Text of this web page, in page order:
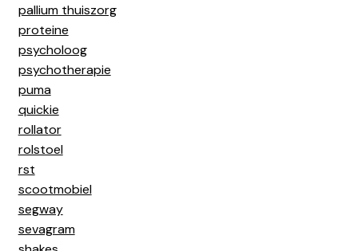
pallium thuiszorg
proteine
psycholoog
psychotherapie
puma
quickie
rollator
rolstoel
rst
scootmobiel
segway
sevagram